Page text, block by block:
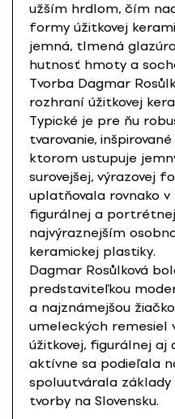
užším hrdlom, čím
formy úžitkovej
jemná, tlmená
hutnosť hmoty a
Tvorba Dagmar
rozhraní úžitkovej
Typické je pre ňu
tvarovanie,
ktorom ustupuje
surovejšej, výrazovej
uplatňovala rovnako
figurálnej a
najvýraznejším
keramickej plastiky.
Dagmar Rosůlková
predstaviteľkou
a najznámejšou
umeleckých remesiel
úžitkovej, figurálnej aj
aktívne sa podieľala
spoluutvárala
tvorby na Slovensku.